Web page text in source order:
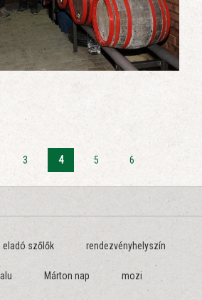
3 4 5 6
eladó szőlők rendezvényhelyszín
Márton nap mozi